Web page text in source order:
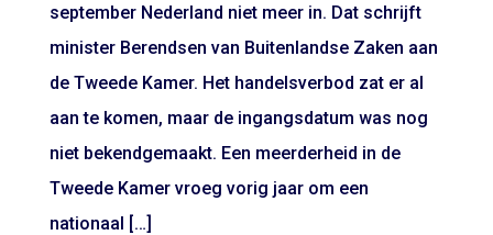
september Nederland niet meer in. Dat schrijft
minister Berendsen van Buitenlandse Zaken aan
de Tweede Kamer. Het handelsverbod zat er al
aan te komen, maar de ingangsdatum was nog
niet bekendgemaakt. Een meerderheid in de
Tweede Kamer vroeg vorig jaar om een
nationaal […]